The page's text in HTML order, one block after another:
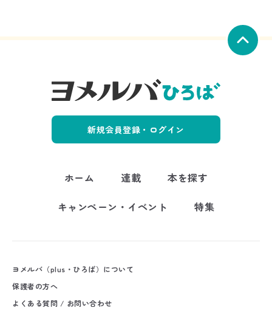
新規会員登録・ログイン
ホーム 連載
本を探す
キャンペーン・イベント
特集
ヨメルバ（plus・ひろば）について
保護者の方へ
よくある質問 / お問い合わせ